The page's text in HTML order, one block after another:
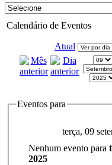
Calendário de Eventos
Atual
Eventos para
terça, 09
Nenhum evento para
2025